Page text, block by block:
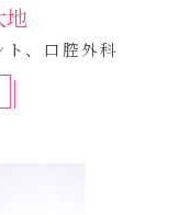
、口腔外科